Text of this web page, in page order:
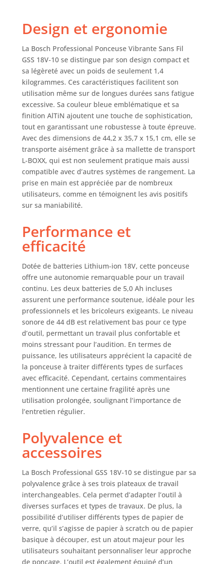
vie grâce au solide
plateau de
ponçage
métallique
Professional 18V
System.
Performances
maximales. Liberté
totale. Toutes les
batteries sont
compatibles avec
les outils Bosch
Professional
nouveaux et
existants dans la
même classe de
tension.
Design et ergonomie
La Bosch Professional Ponceuse Vibrante Sans Fil
GSS 18V-10 se distingue par son design compact et
sa légèreté avec un poids de seulement 1,4
kilogrammes. Ces caractéristiques facilitent son
utilisation même sur de longues durées sans fatigue
excessive. Sa couleur bleue emblématique et sa
finition AlTiN ajoutent une touche de sophistication,
tout en garantissant une robustesse à toute épreuve.
Avec des dimensions de 44,2 x 35,7 x 15,1 cm, elle se
transporte aisément grâce à sa mallette de transport
L-BOXX, qui est non seulement pratique mais aussi
compatible avec d’autres systèmes de rangement. La
prise en main est appréciée par de nombreux
utilisateurs, comme en témoignent les avis positifs
sur sa maniabilité.
Performance et
efficacité
Dotée de batteries Lithium-ion 18V, cette ponceuse
offre une autonomie remarquable pour un travail
continu. Les deux batteries de 5,0 Ah incluses
assurent une performance soutenue, idéale pour les
professionnels et les bricoleurs exigeants. Le niveau
sonore de 44 dB est relativement bas pour ce type
d’outil, permettant un travail plus confortable et
moins stressant pour l’audition. En termes de
puissance, les utilisateurs apprécient la capacité de
la ponceuse à traiter différents types de surfaces
avec efficacité. Cependant, certains commentaires
mentionnent une certaine fragilité après une
utilisation prolongée, soulignant l’importance de
l’entretien régulier.
Polyvalence et
accessoires
La Bosch Professional GSS 18V-10 se distingue par sa
polyvalence grâce à ses trois plateaux de travail
interchangeables. Cela permet d’adapter l’outil à
diverses surfaces et types de travaux. De plus, la
possibilité d’utiliser différents types de papier de
verre, qu’il s’agisse de papier à scratch ou de papier
basique à découper, est un atout majeur pour les
utilisateurs souhaitant personnaliser leur approche
de ponçage. L’outil est également équipé d’un